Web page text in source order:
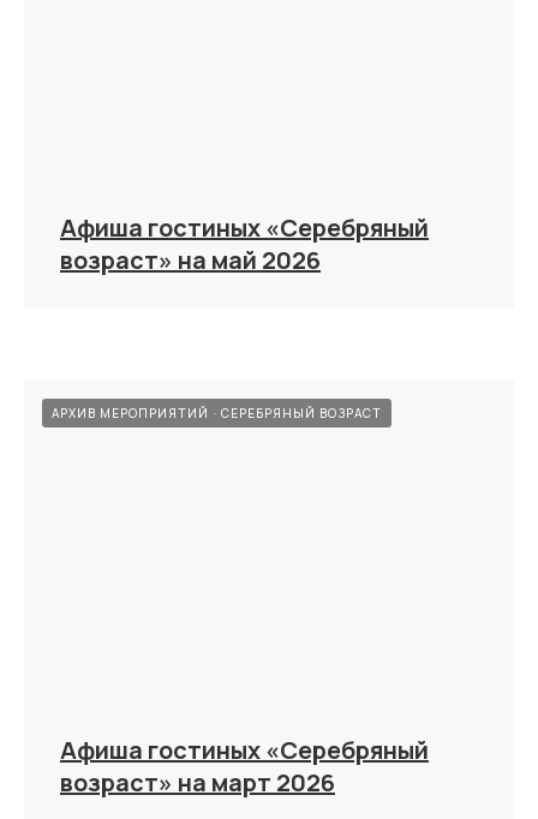
Афиша гостиных «Серебряный
возраст» на май 2026
АРХИВ МЕРОПРИЯТИЙ СЕРЕБРЯНЫЙ ВОЗРАСТ
Афиша гостиных «Серебряный
возраст» на март 2026